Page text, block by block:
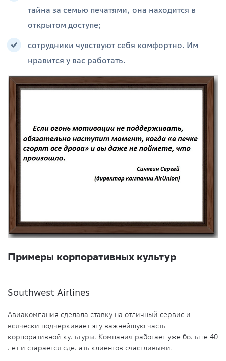
тайна за семью печатями, она находится в
открытом доступе;
сотрудники чувствуют себя комфортно. Им
нравится у вас работать.
Примеры корпоративных культур
Southwest Airlines
Авиакомпания сделала ставку на отличный сервис и
всячески подчеркивает эту важнейшую часть
корпоративной культуры. Компания работает уже больше 40
лет и старается сделать клиентов счастливыми.